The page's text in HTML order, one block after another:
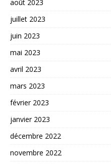
août 2023
juillet 2023
juin 2023
mai 2023
avril 2023
mars 2023
février 2023
janvier 2023
décembre 2022
novembre 2022